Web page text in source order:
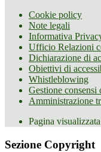
Cookie policy
Note legali
Informativa
Ufficio Relazioni
Dichiarazione di
Obiettivi di
Whistleblowing
Gestione consensi
Amministrazione
Pagina visualizzata
Sezione Copyright